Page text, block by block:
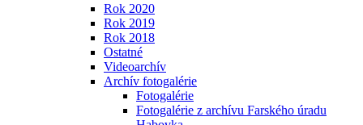
Rok 2020
Rok 2019
Rok 2018
Ostatné
Videoarchív
Archív fotogalérie
Fotogalérie
Fotogalérie z archívu Farského úradu